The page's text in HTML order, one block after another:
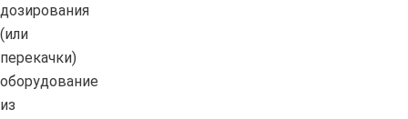
дозирования
(или
перекачки)
оборудование
из